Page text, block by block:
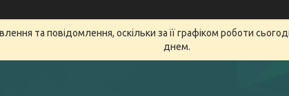
та повідомлення, оскільки за її графіком роботи
днем.